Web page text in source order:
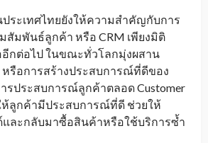
ระเทศไทยยังให้ความสำคัญกับการ
สัมพันธ์ลูกค้า หรือ CRM เพียงมิติ
อีกต่อไป ในขณะทั่วโลกมุ่งผสาน
หรือการสร้างประสบการณ์ที่ดีของ
รประสบการณ์ลูกค้าตลอด Customer
ให้ลูกค้ามีประสบการณ์ที่ดี ช่วยให้
ละกลับมาซื้อสินค้าหรือใช้บริการซ้ำ